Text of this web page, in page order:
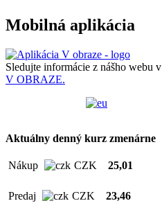
Mobilná aplikácia
Sledujte informácie z nášho webu v
V OBRAZE.
Aktuálny denný kurz zmenárne
Nákup CZK 25,01
Predaj CZK 23,46